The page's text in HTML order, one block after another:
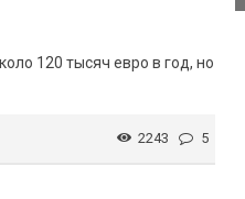
120 тысяч евро в год, но
2243 5